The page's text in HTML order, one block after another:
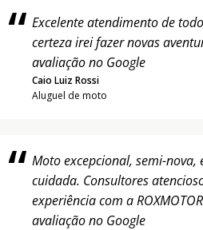
Excelente atendimento de
certeza irei fazer novas
avaliação no Google
Caio Luiz Rossi
Aluguel de moto
Moto excepcional, semi-nova,
cuidada. Consultores
experiência com a
avaliação no Google